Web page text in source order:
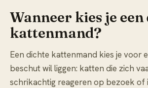
Wanneer kies je
kattenmand?
Een dichte kattenmand kies je voor
beschut wil liggen: katten die zich
schrikachtig reageren op bezoek of